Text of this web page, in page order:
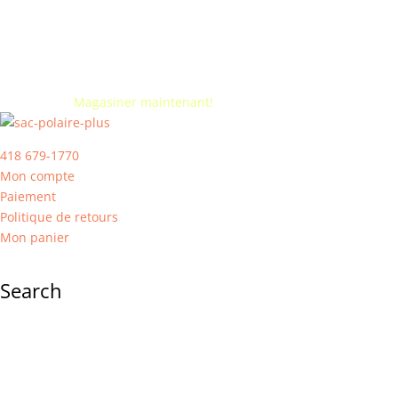
Magasiner maintenant!
418 679-1770
Mon compte
Paiement
Politique de retours
Mon panier
Search